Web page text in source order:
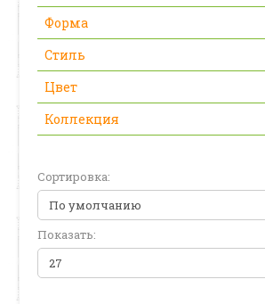
Форма
Стиль
Цвет
Коллекция
Сортировка:
Показать: